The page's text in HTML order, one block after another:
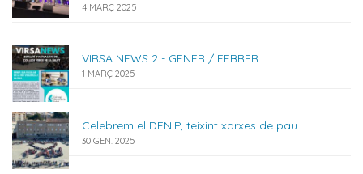
4 MARÇ 2025
VIRSA NEWS 2 - GENER / FEBRER
1 MARÇ 2025
Celebrem el DENIP, teixint xarxes de pau
30 GEN. 2025